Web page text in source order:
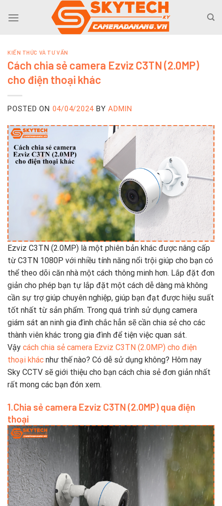
KIẾN THỨC VÀ TƯ VẤN
Cách chia sẻ camera Ezviz C3TN (2.0MP)
cho điện thoại khác
POSTED ON 04/04/2024 BY ADMIN
Ezviz C3TN (2.0MP) là một phiên bản khác được nâng cấp
từ C3TN 1080P với nhiều tính năng nổi trội giúp cho bạn có
thể theo dõi căn nhà một cách thông minh hơn. Lắp đặt đơn
giản cho phép bạn tự lắp đặt một cách dễ dàng mà không
cần sự trợ giúp chuyên nghiệp, giúp bạn đạt được hiệu suất
tốt nhất từ sản phẩm. Trong quá trình sử dụng camera
giám sát an ninh gia đình chắc hẳn sẽ cần chia sẻ cho các
thành viên khác trong gia đình để tiện việc quan sát.
Vậy cách chia sẻ camera Ezviz C3TN (2.0MP) cho điện
thoại khác như thế nào? Có dễ sử dụng không? Hôm nay
Sky CCTV sẽ giới thiệu cho bạn cách chia sẻ đơn giản nhất
rất mong các bạn đón xem.
1.Chia sẻ camera Ezviz C3TN (2.0MP) qua điện
thoại